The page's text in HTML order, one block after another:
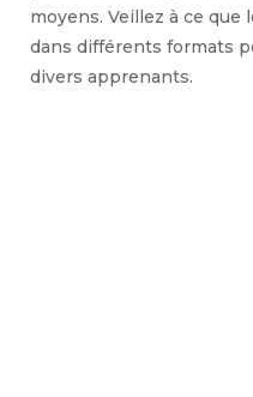
moyens. Veillez à ce
dans différents formats
divers apprenants.